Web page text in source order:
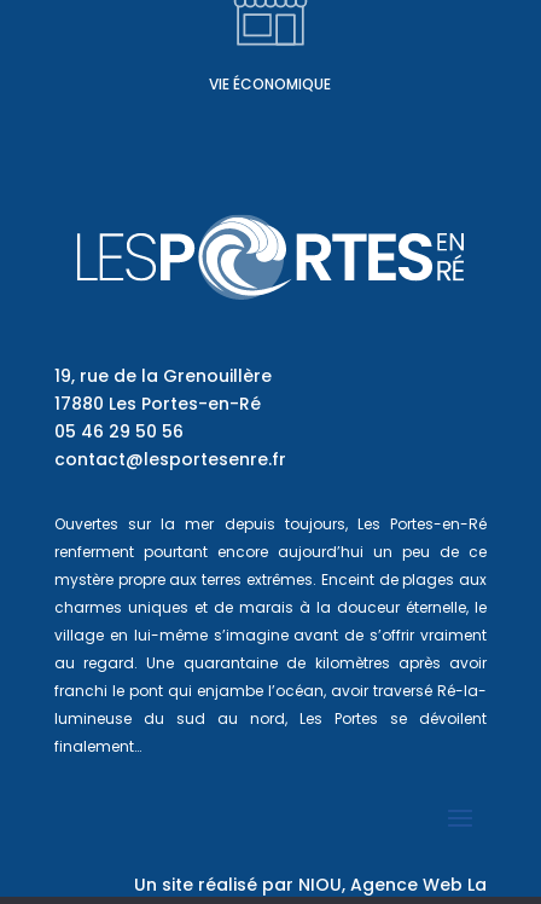
VIE ÉCONOMIQUE
19, rue de la Grenouillère
17880 Les Portes-en-Ré
05 46 29 50 56
contact@lesportesenre.fr
Ouvertes sur la mer depuis toujours, Les Portes-en-Ré
renferment pourtant encore aujourd’hui un peu de ce
mystère propre aux terres extrêmes. Enceint de plages aux
charmes uniques et de marais à la douceur éternelle, le
village en lui-même s’imagine avant de s’offrir vraiment
au regard. Une quarantaine de kilomètres après avoir
franchi le pont qui enjambe l’océan, avoir traversé Ré-la-
lumineuse du sud au nord, Les Portes se dévoilent
finalement…
Un site réalisé par NIOU, Agence Web La